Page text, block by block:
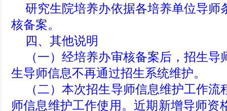
研究生院培养办依据各培养单位导师
核备案。
四、其他说明
（一）经培养办审核备案后，招生
生导师信息不再通过招生系统维护。
（二）本次招生导师信息维护工作
师信息维护工作使用。近期新增导师资